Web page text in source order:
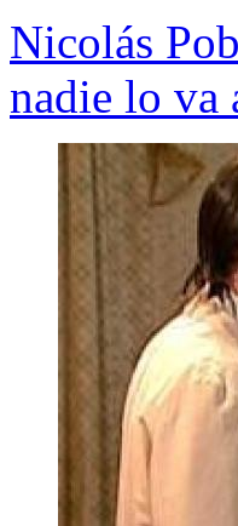
Nicolás
nadie lo va